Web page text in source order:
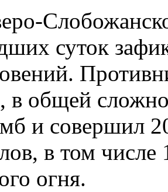
суток
в общей
и совершил
в том
огня.